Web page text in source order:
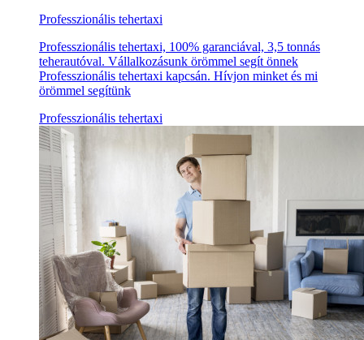
Professzionális tehertaxi
Professzionális tehertaxi, 100% garanciával, 3,5 tonnás
teherautóval. Vállalkozásunk örömmel segít önnek
Professzionális tehertaxi kapcsán. Hívjon minket és mi
örömmel segítünk
Professzionális tehertaxi